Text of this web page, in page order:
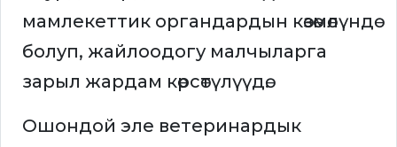
мамлекеттик органдардын көзөмөлүндө
болуп, жайлоодогу малчыларга
зарыл жардам көрсөтүлүүдө.
Ошондой эле ветеринардык